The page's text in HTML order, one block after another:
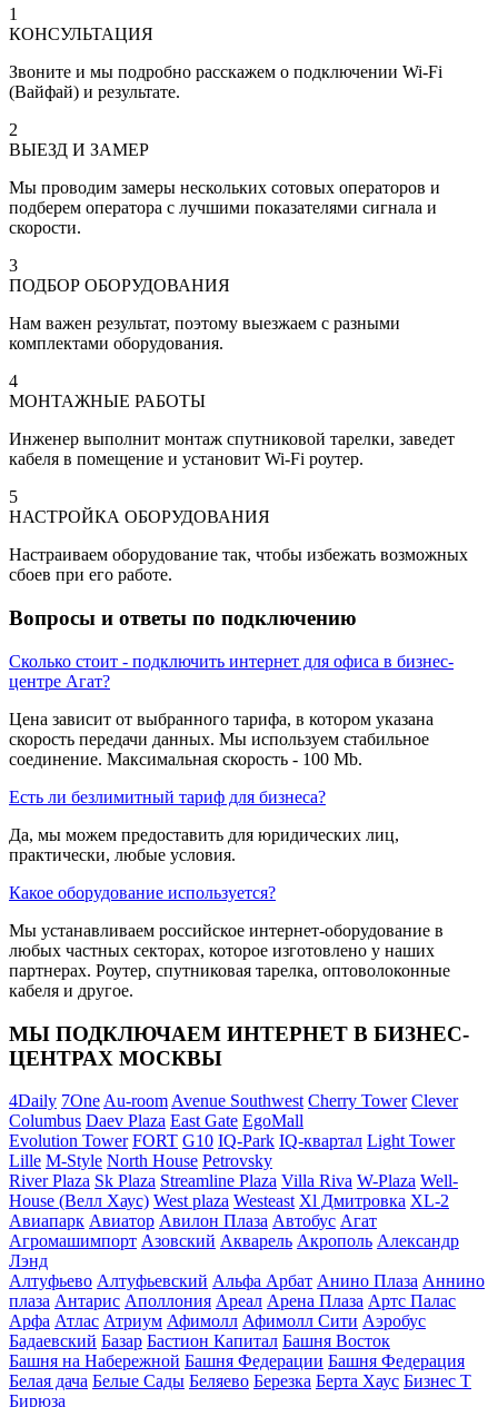
1
КОНСУЛЬТАЦИЯ
Звоните и мы подробно расскажем о подключении Wi-Fi
(Вайфай) и результате.
2
ВЫЕЗД И ЗАМЕР
Мы проводим замеры нескольких сотовых операторов и
подберем оператора с лучшими показателями сигнала и
скорости.
3
ПОДБОР ОБОРУДОВАНИЯ
Нам важен результат, поэтому выезжаем с разными
комплектами оборудования.
4
МОНТАЖНЫЕ РАБОТЫ
Инженер выполнит монтаж спутниковой тарелки, заведет
кабеля в помещение и установит Wi-Fi роутер.
5
НАСТРОЙКА ОБОРУДОВАНИЯ
Настраиваем оборудование так, чтобы избежать возможных
сбоев при его работе.
Вопросы и ответы по подключению
Сколько стоит - подключить интернет для офиса в бизнес-
центре Агат?
Цена зависит от выбранного тарифа, в котором указана
скорость передачи данных. Мы используем стабильное
соединение. Максимальная скорость - 100 Mb.
Есть ли безлимитный тариф для бизнеса?
Да, мы можем предоставить для юридических лиц,
практически, любые условия.
Какое оборудование используется?
Мы устанавливаем российское интернет-оборудование в
любых частных секторах, которое изготовлено у наших
партнерах. Роутер, спутниковая тарелка, оптоволоконные
кабеля и другое.
МЫ ПОДКЛЮЧАЕМ ИНТЕРНЕТ В БИЗНЕС-
ЦЕНТРАХ МОСКВЫ
4Daily 7One Au-room Avenue Southwest Cherry Tower Clever
Columbus Daev Plaza East Gate EgoMall
Evolution Tower FORT G10 IQ-Park IQ-квартал Light Tower
Lille M-Style North House Petrovsky
River Plaza Sk Plaza Streamline Plaza Villa Riva W-Plaza Well-
House (Велл Хаус) West plaza Westeast Xl Дмитровка XL-2
Авиапарк Авиатор Авилон Плаза Автобус Агат
Агромашимпорт Азовский Акварель Акрополь Александр
Лэнд
Алтуфьево Алтуфьевский Альфа Арбат Анино Плаза Аннино
плаза Антарис Аполлония Ареал Арена Плаза Артс Палас
Арфа Атлас Атриум Афимолл Афимолл Сити Аэробус
Бадаевский Базар Бастион Капитал Башня Восток
Башня на Набережной Башня Федерации Башня Федерация
Белая дача Белые Сады Беляево Березка Берта Хаус Бизнес Т
Бирюза